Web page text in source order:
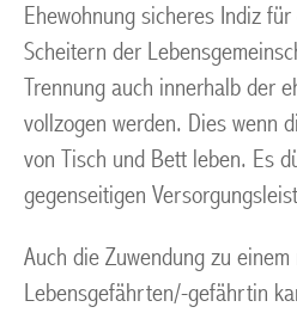
Ehewohnung sicheres Indiz
Scheitern der
Trennung auch innerhalb der
vollzogen werden. Dies wenn
von Tisch und Bett leben. Es
gegenseitigen
Auch die Zuwendung zu einem
Lebensgefährten/-gefährtin